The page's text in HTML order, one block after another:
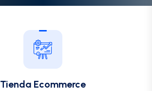
Tienda Ecommerce